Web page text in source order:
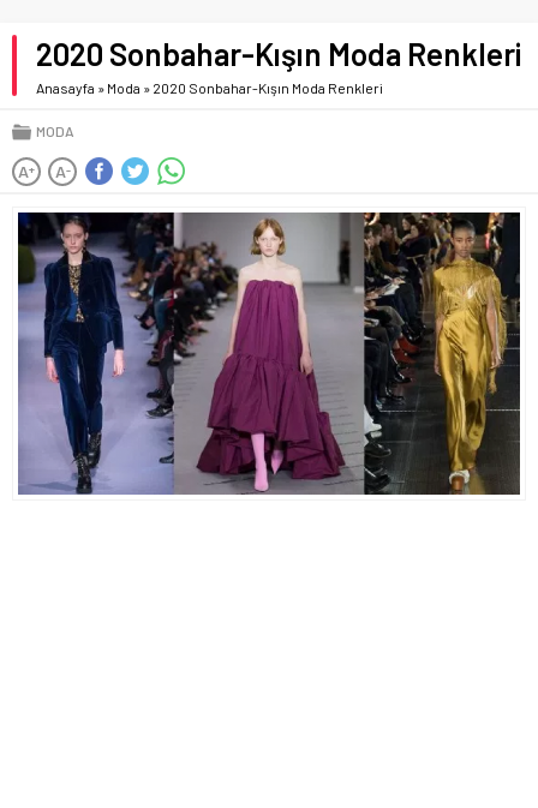
2020 Sonbahar-Kışın Moda Renkleri
Anasayfa » Moda » 2020 Sonbahar-Kışın Moda Renkleri
MODA
A+ A-